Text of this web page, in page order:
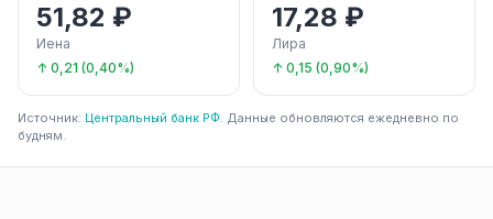
51,82 ₽
Иена
↑ 0,21 (0,40%)
17,28 ₽
Лира
↑ 0,15 (0,90%)
Источник: Центральный банк РФ. Данные обновляются ежедневно по
будням.